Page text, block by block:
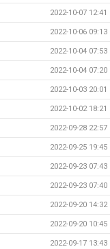
2022-10-07 12:41
2022-10-06 09:13
2022-10-04 07:53
2022-10-04 07:20
2022-10-03 20:01
2022-10-02 18:21
2022-09-28 22:57
2022-09-25 19:45
2022-09-23 07:43
2022-09-23 07:40
2022-09-20 14:32
2022-09-20 10:45
2022-09-17 13:43